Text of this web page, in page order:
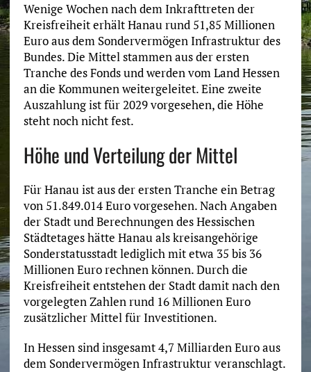
Wenige Wochen nach dem Inkrafttreten der
Kreisfreiheit erhält Hanau rund 51,85 Millionen
Euro aus dem Sondervermögen Infrastruktur des
Bundes. Die Mittel stammen aus der ersten
Tranche des Fonds und werden vom Land Hessen
an die Kommunen weitergeleitet. Eine zweite
Auszahlung ist für 2029 vorgesehen, die Höhe
steht noch nicht fest.
Höhe und Verteilung der Mittel
Für Hanau ist aus der ersten Tranche ein Betrag
von 51.849.014 Euro vorgesehen. Nach Angaben
der Stadt und Berechnungen des Hessischen
Städtetages hätte Hanau als kreisangehörige
Sonderstatusstadt lediglich mit etwa 35 bis 36
Millionen Euro rechnen können. Durch die
Kreisfreiheit entstehen der Stadt damit nach den
vorgelegten Zahlen rund 16 Millionen Euro
zusätzlicher Mittel für Investitionen.
In Hessen sind insgesamt 4,7 Milliarden Euro aus
dem Sondervermögen Infrastruktur veranschlagt.